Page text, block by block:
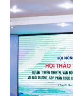
toàn cầu, đặc
bằng 0 (Net-